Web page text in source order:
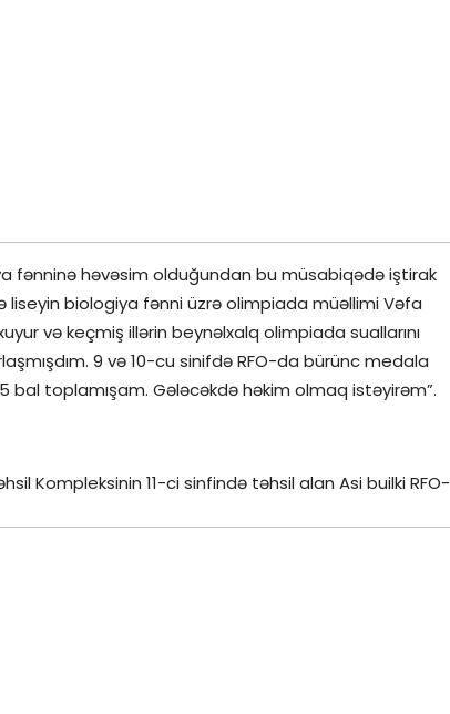
fənninə həvəsim olduğundan bu müsabiqədə iştirak
biologiya fənni üzrə olimpiada müəllimi Vəfa
və keçmiş illərin beynəlxalq olimpiada suallarını
9 və 10-cu sinifdə RFO-da bürünc medala
bal toplamışam. Gələcəkdə həkim olmaq istəyirəm”.
Kompleksinin 11-ci sinfində təhsil alan Asi builki RFO-